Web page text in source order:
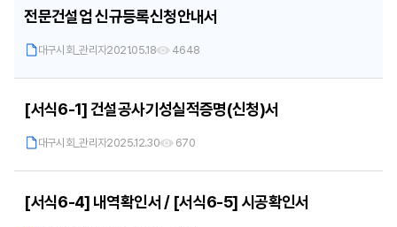
전문건설업 신규등록신청안내서
대구시회_관리자2021.05.18 4648
[서식6-1] 건설공사기성실적증명(신청)서
대구시회_관리자2025.12.30 670
[서식6-4] 내역확인서 / [서식6-5] 시공확인서